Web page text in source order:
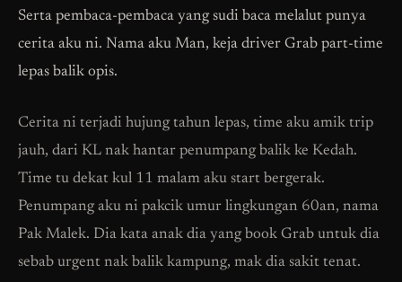
Serta pembaca-pembaca yang sudi baca melalut punya
cerita aku ni. Nama aku Man, keja driver Grab part-time
lepas balik opis.
Cerita ni terjadi hujung tahun lepas, time aku amik trip
jauh, dari KL nak hantar penumpang balik ke Kedah.
Time tu dekat kul 11 malam aku start bergerak.
Penumpang aku ni pakcik umur lingkungan 60an, nama
Pak Malek. Dia kata anak dia yang book Grab untuk dia
sebab urgent nak balik kampung, mak dia sakit tenat.